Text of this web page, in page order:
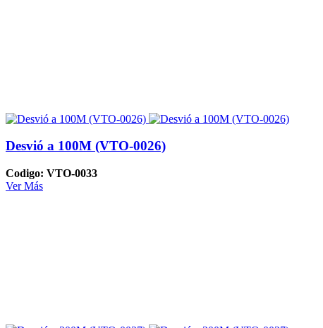
Desvió a 100M (VTO-0026)
Codigo: VTO-0033
Ver Más